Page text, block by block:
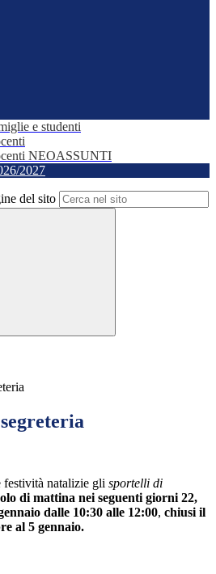
e studenti
NEOASSUNTI
2027
del sito
natalizie gli sportelli di
di mattina nei seguenti giorni 22,
dalle 10:30 alle 12:00, chiusi il
al 5 gennaio.